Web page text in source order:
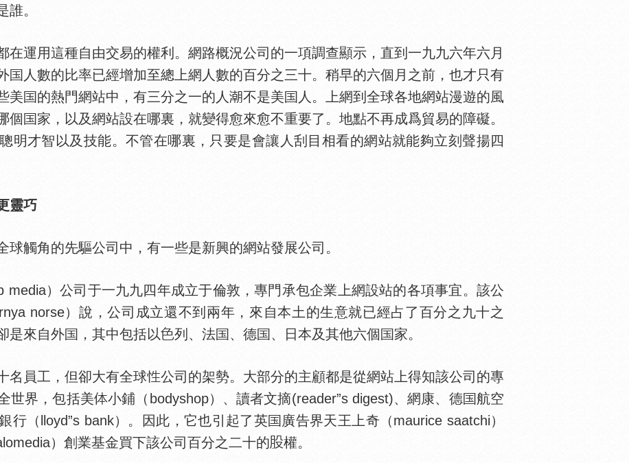
誰。
運用這種自由交易的權利。網路概況公司的一項調查顯示，直到一九九六年六月
人數的比率已經增加至總上網人數的百分之三十。稍早的六個月之前，也才只有
美
的熱門網站中，有三分之一的人 不是美
人。上網到全球各地網站漫遊的風
個
家，以及網站設在哪裏，就變得愈來愈不重要了。地點不再成爲貿易的障礙。
明才智以及技能。不管在哪裏，只要是會讓人刮目相看的網站就能夠立刻聲揚四
靈巧
觸角的先驅公司中，有一些是新興的網站發展公司。
media）公司于一九九四年成立于倫敦，專門承包企業上網設站的各項事宜。該公
norse）說，公司成立還不到兩年，來自本土的生意就已經占了百分之九十之
是來自外
，其中包括以 列、法 、德 、日本及其他六個 家。
員工，但卻大有全球
公司的架勢。大部分的主顧都是從網站上得知該公司的專
世界，包括美
小鋪（bodyshop）、讀者文摘(reader”s digest)、網康、德
航空
行（lloyd”s bank）。因此，它也引起了英
廣告界天王上奇（maurice saatchi）
）創業基金買下該公司百分之二十的 權。